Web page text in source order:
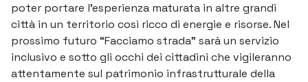
poter portare l’esperienza maturata in altre grandi
città in un territorio così ricco di energie e risorse. Nel
prossimo futuro “Facciamo strada” sarà un servizio
inclusivo e sotto gli occhi dei cittadini che vigileranno
attentamente sul patrimonio infrastrutturale della